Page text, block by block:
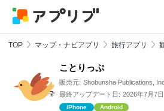
TOP マップ・ナビアプリ 旅行アプリ
ことりっぷ
販売元: Shobunsha Publications, Inc.
最終アップデート日: 2026年7月7日
iPhone Android